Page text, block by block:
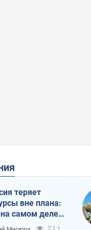
теряет
вне плана:
на самом деле
темп войны
2,1 т.